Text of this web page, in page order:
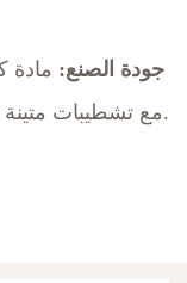
جودة الصنع: مادة
مع تشطيبات متينة تتحمل الخدوش ويمكن مسحها بسهولة.